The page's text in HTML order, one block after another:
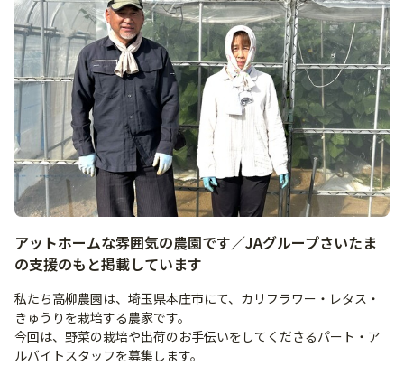
アットホームな雰囲気の農園です／JAグループさいたま
の支援のもと掲載しています
私たち高柳農園は、埼玉県本庄市にて、カリフラワー・レタス・
きゅうりを栽培する農家です。
今回は、野菜の栽培や出荷のお手伝いをしてくださるパート・ア
ルバイトスタッフを募集します。